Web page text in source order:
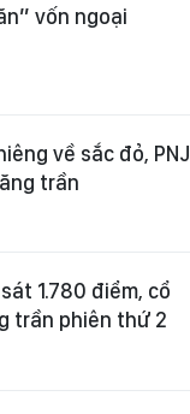
vốn ngoại
về sắc đỏ, PNJ
trần
1.780 điểm, cổ
trần phiên thứ 2